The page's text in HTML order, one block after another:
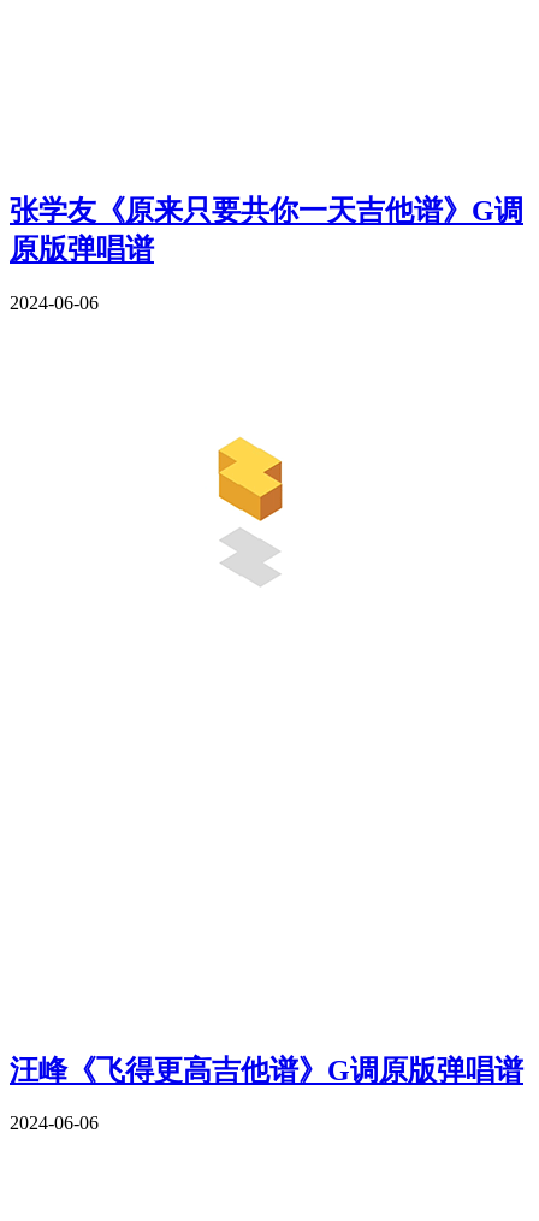
张学友《原来只要共你一天吉他谱》G调
原版弹唱谱
2024-06-06
汪峰《飞得更高吉他谱》G调原版弹唱谱
2024-06-06